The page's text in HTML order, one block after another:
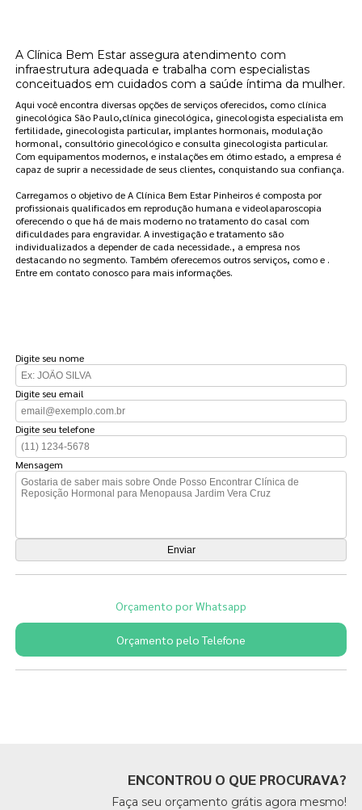
A Clínica Bem Estar assegura atendimento com
infraestrutura adequada e trabalha com especialistas
conceituados em cuidados com a saúde íntima da mulher.
Aqui você encontra diversas opções de serviços oferecidos, como clínica
ginecológica São Paulo,clínica ginecológica, ginecologista especialista em
fertilidade, ginecologista particular, implantes hormonais, modulação
hormonal, consultório ginecológico e consulta ginecologista particular.
Com equipamentos modernos, e instalações em ótimo estado, a empresa é
capaz de suprir a necessidade de seus clientes, conquistando sua confiança.
Carregamos o objetivo de A Clínica Bem Estar Pinheiros é composta por
profissionais qualificados em reprodução humana e videolaparoscopia
oferecendo o que há de mais moderno no tratamento do casal com
dificuldades para engravidar. A investigação e tratamento são
individualizados a depender de cada necessidade., a empresa nos
destacando no segmento. Também oferecemos outros serviços, como e .
Entre em contato conosco para mais informações.
Digite seu nome
Digite seu email
Digite seu telefone
Mensagem
Orçamento por Whatsapp
Orçamento pelo Telefone
ENCONTROU O QUE PROCURAVA?
Faça seu orçamento grátis agora mesmo!